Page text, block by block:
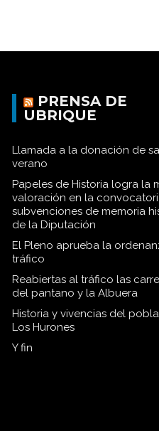
PRENSA DE
UBRIQUE
Llamada a la donación de
verano
Papeles de Historia logra la
valoración en la
subvenciones de memoria
de la Diputación
El Pleno aprueba la
tráfico
Reabiertas al tráfico las
del pantano y la Albuera
Historia y vivencias del
Los Hurones
Y fin